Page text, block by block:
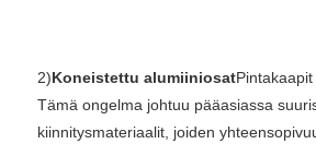
2)Koneistettu alumiiniosat
Tämä ongelma johtuu pääasiassa
kiinnitysmateriaalit, joiden